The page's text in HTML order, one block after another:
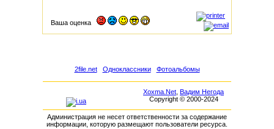
Ваша оценка
2file.net Одноклассники Фотоальбомы
Xoxma.Net Вадим Негода
Copyright © 2000-2024
Администрация не несет ответственности за содержание
информации, которую размещают пользователи ресурса.